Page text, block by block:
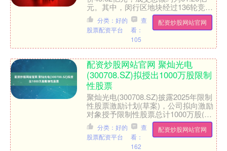
元。其中，闵行区地块经过136轮竞
价，最终由大华集团以总价36.55亿元
竞得，溢价....
配资炒股网站官网
分类：好的
股票配资平台
查
看：
105
配资炒股网站官网 聚灿光电
(300708.SZ)拟授出1000万股限制
性股票
聚灿光电(300708.SZ)披露2025年限制
性股票激励计划(草案)，公司拟向激励
对象授予限制性股票总计1000万股(其
中首次授予804.5万股、预留195.....
配资炒股网站官网
分类：好的
股票配资平台
查
看：
162